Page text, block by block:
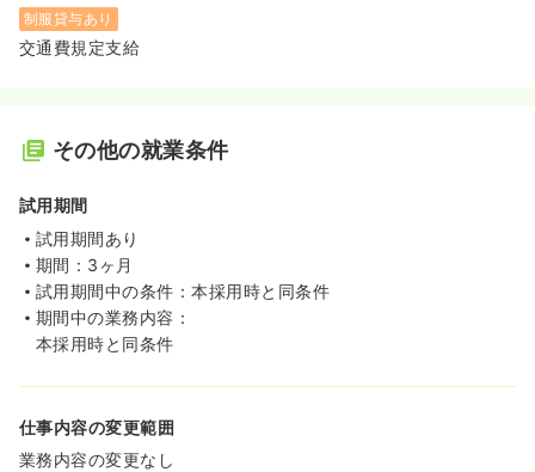
制服貸与あり
交通費規定支給
その他の就業条件
試用期間
試用期間あり
期間：3ヶ月
試用期間中の条件：本採用時と同条件
期間中の業務内容：
本採用時と同条件
仕事内容の変更範囲
業務内容の変更なし